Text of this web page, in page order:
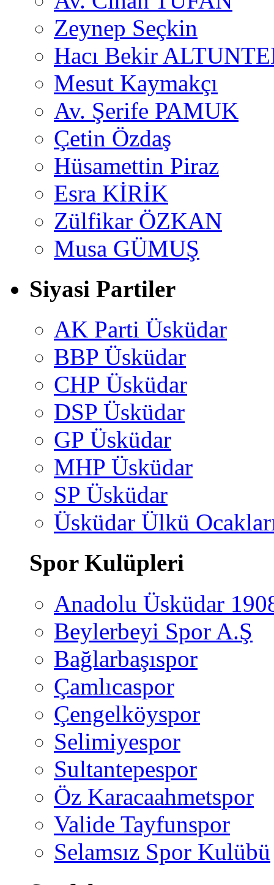
Zeynep Seçkin
Hacı Bekir
Mesut Kaymakçı
Av. Şerife PAMUK
Çetin Özdaş
Hüsamettin Piraz
Esra KİRİK
Zülfikar ÖZKAN
Musa GÜMUŞ
Siyasi Partiler
AK Parti Üsküdar
BBP Üsküdar
CHP Üsküdar
DSP Üsküdar
GP Üsküdar
MHP Üsküdar
SP Üsküdar
Üsküdar Ülkü
Spor Kulüpleri
Anadolu Üsküdar
Beylerbeyi Spor A.Ş
Bağlarbaşıspor
Çamlıcaspor
Çengelköyspor
Selimiyespor
Sultantepespor
Öz Karacaahmetspor
Valide Tayfunspor
Selamsız Spor Kulübü